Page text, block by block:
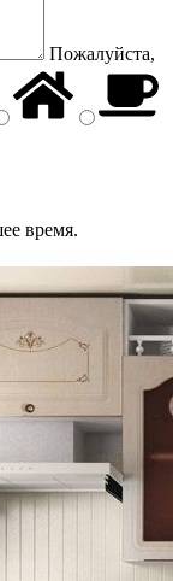
Пожалуйста,
время.